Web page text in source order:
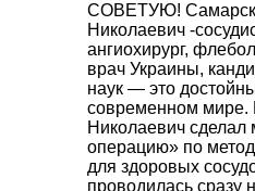
СОВЕТУЮ!
Николаевич -
ангиохирург,
врач Украины,
наук — это
современном мире.
Николаевич сделал
операцию» по
для здоровых
проводилась сразу